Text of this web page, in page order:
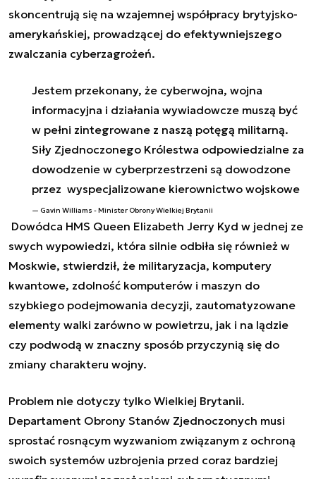
skoncentrują się na wzajemnej współpracy brytyjsko-
amerykańskiej, prowadzącej do efektywniejszego
zwalczania cyberzagrożeń.
Jestem przekonany, że cyberwojna, wojna
informacyjna i działania wywiadowcze muszą być
w pełni zintegrowane z naszą potęgą militarną.
Siły Zjednoczonego Królestwa odpowiedzialne za
dowodzenie w cyberprzestrzeni są dowodzone
przez wyspecjalizowane kierownictwo wojskowe
Gavin Williams - Minister Obrony Wielkiej Brytanii
Dowódca HMS Queen Elizabeth Jerry Kyd w jednej ze
swych wypowiedzi, która silnie odbiła się również w
Moskwie, stwierdził, że militaryzacja, komputery
kwantowe, zdolność komputerów i maszyn do
szybkiego podejmowania decyzji, zautomatyzowane
elementy walki zarówno w powietrzu, jak i na lądzie
czy podwodą w znaczny sposób przyczynią się do
zmiany charakteru wojny.
Problem nie dotyczy tylko Wielkiej Brytanii.
Departament Obrony Stanów Zjednoczonych musi
sprostać rosnącym wyzwaniom związanym z ochroną
swoich systemów uzbrojenia przed coraz bardziej